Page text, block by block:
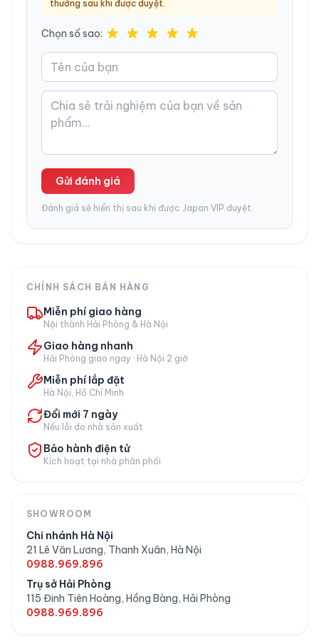
Lượng tạo ẩm Tối đa 630 mL/h
Dung tích bình
nước
3 lít
Công suất
Kích thước
(R×S×C)
Trọng lượng
Điện áp 100V
Tình trạng Mới 100%, chính hãng
Lưu ý khi dùng tại Việt Nam
Sản phẩm là hàng nội địa Nhật dùng điện
trong khi điện Việt Nam là 220V. Cần dùng kèm
biến áp hạ áp 220V → 100V
hợp; không cắm thẳng 220V. Japan VIP tư vấn
biến áp khi mua.
Ion Plasmacluster của Sharp có tác
dụng gì?
Máy KI-HS70 dùng cho phòng bao
thưởng sau khi được duyệt.
Chọn số sao:
Gửi đánh giá
Đánh giá sẽ hiển thị sau khi được Japan VIP duyệt.
CHÍNH SÁCH BÁN HÀNG
Miễn phí giao hàng
Nội thành Hải Phòng & Hà Nội
Giao hàng nhanh
Hải Phòng giao ngay · Hà Nội 2 giờ
Miễn phí lắp đặt
Hà Nội, Hồ Chí Minh
Đổi mới 7 ngày
Nếu lỗi do nhà sản xuất
Bảo hành điện tử
Kích hoạt tại nhà phân phối
SHOWROOM
Chi nhánh Hà Nội
21 Lê Văn Lương, Thanh Xuân, Hà Nội
0988.969.896
Trụ sở Hải Phòng
115 Đinh Tiên Hoàng, Hồng Bàng, Hải Phòng
0988.969.896